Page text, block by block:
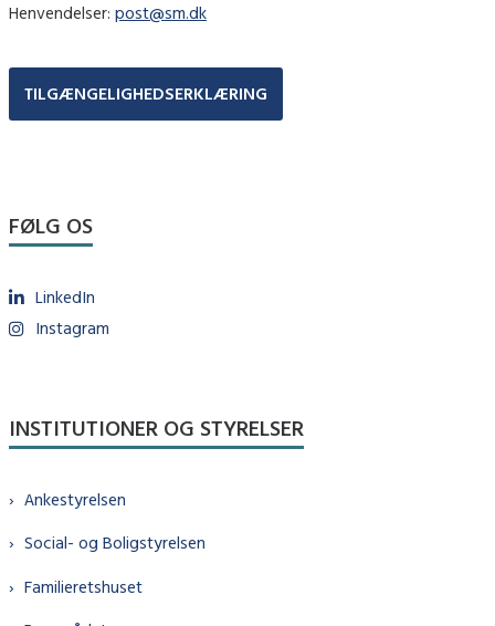
Henvendelser: post@sm.dk
TILGÆNGELIGHEDSERKLÆRING
FØLG OS
LinkedIn
Instagram
INSTITUTIONER OG STYRELSER
Ankestyrelsen
Social- og Boligstyrelsen
Familieretshuset